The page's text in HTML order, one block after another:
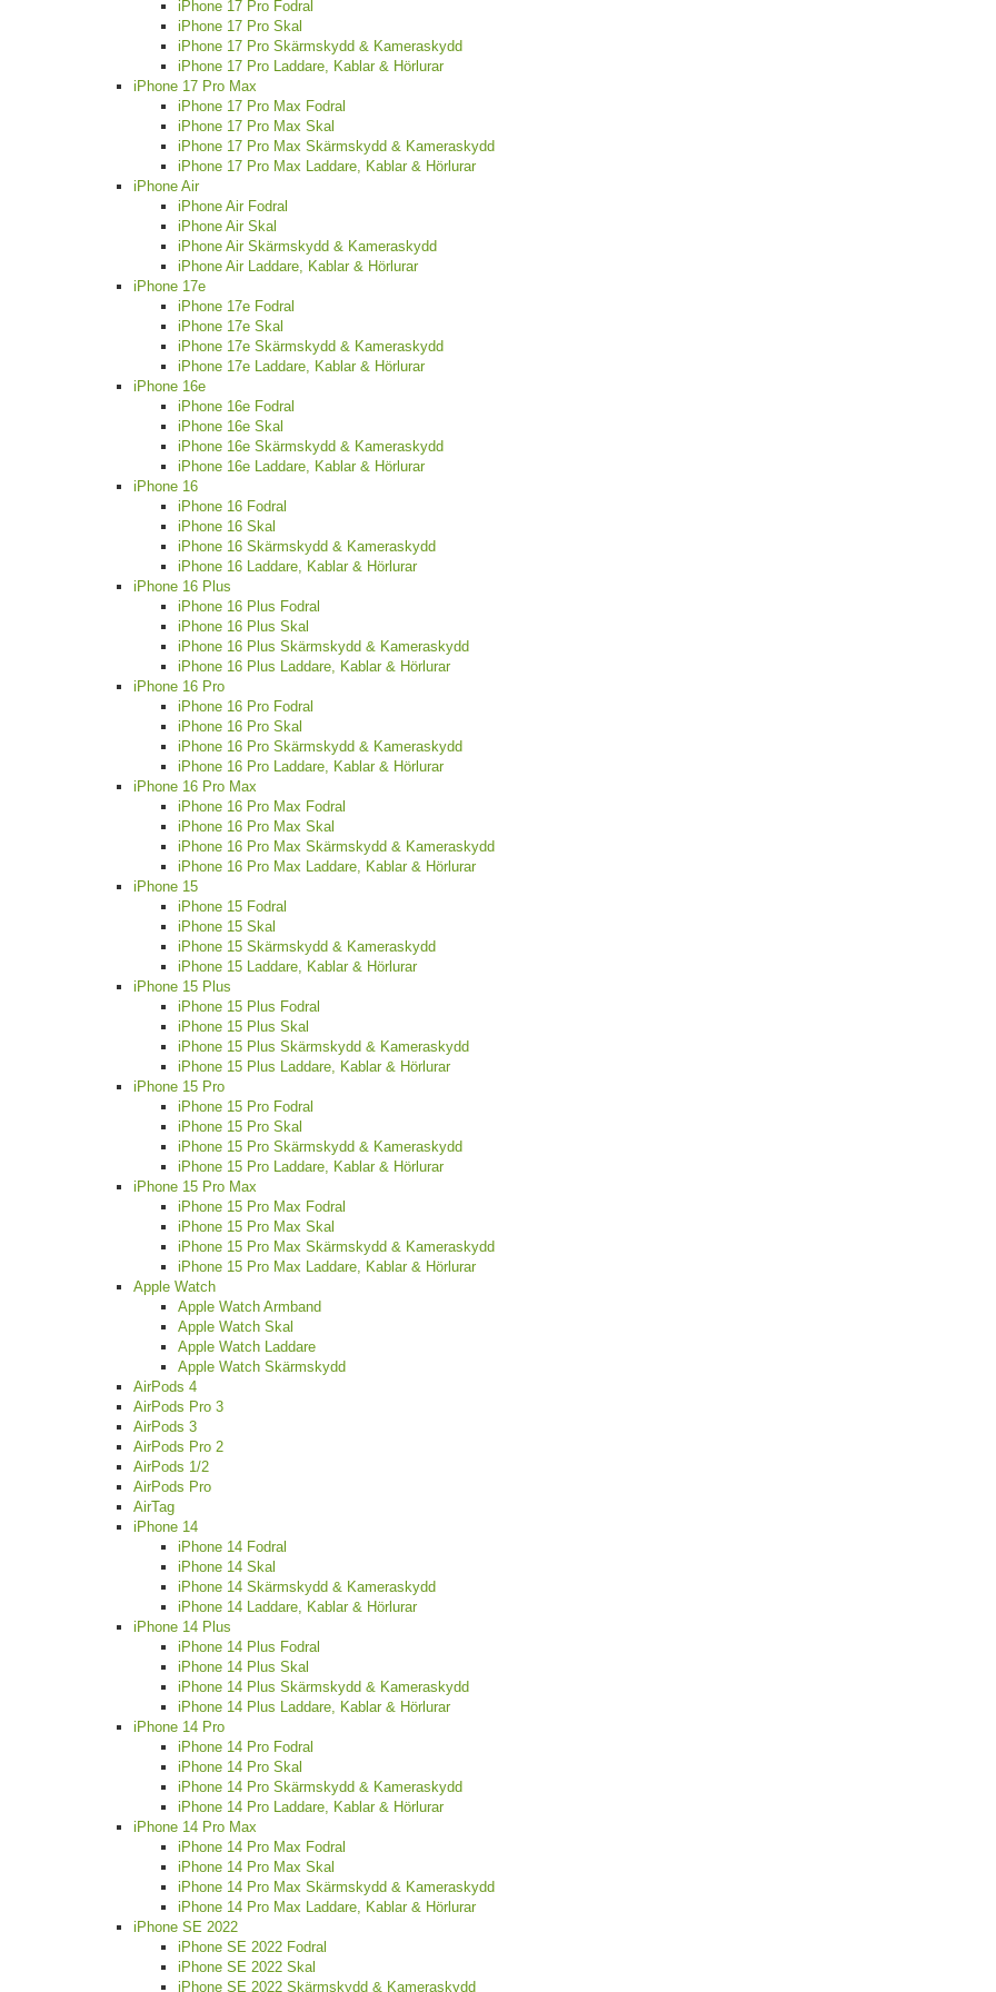
iPhone 17 Pro Fodral
iPhone 17 Pro Skal
iPhone 17 Pro Skärmskydd & Kameraskydd
iPhone 17 Pro Laddare, Kablar & Hörlurar
iPhone 17 Pro Max
iPhone 17 Pro Max Fodral
iPhone 17 Pro Max Skal
iPhone 17 Pro Max Skärmskydd & Kameraskydd
iPhone 17 Pro Max Laddare, Kablar & Hörlurar
iPhone Air
iPhone Air Fodral
iPhone Air Skal
iPhone Air Skärmskydd & Kameraskydd
iPhone Air Laddare, Kablar & Hörlurar
iPhone 17e
iPhone 17e Fodral
iPhone 17e Skal
iPhone 17e Skärmskydd & Kameraskydd
iPhone 17e Laddare, Kablar & Hörlurar
iPhone 16e
iPhone 16e Fodral
iPhone 16e Skal
iPhone 16e Skärmskydd & Kameraskydd
iPhone 16e Laddare, Kablar & Hörlurar
iPhone 16
iPhone 16 Fodral
iPhone 16 Skal
iPhone 16 Skärmskydd & Kameraskydd
iPhone 16 Laddare, Kablar & Hörlurar
iPhone 16 Plus
iPhone 16 Plus Fodral
iPhone 16 Plus Skal
iPhone 16 Plus Skärmskydd & Kameraskydd
iPhone 16 Plus Laddare, Kablar & Hörlurar
iPhone 16 Pro
iPhone 16 Pro Fodral
iPhone 16 Pro Skal
iPhone 16 Pro Skärmskydd & Kameraskydd
iPhone 16 Pro Laddare, Kablar & Hörlurar
iPhone 16 Pro Max
iPhone 16 Pro Max Fodral
iPhone 16 Pro Max Skal
iPhone 16 Pro Max Skärmskydd & Kameraskydd
iPhone 16 Pro Max Laddare, Kablar & Hörlurar
iPhone 15
iPhone 15 Fodral
iPhone 15 Skal
iPhone 15 Skärmskydd & Kameraskydd
iPhone 15 Laddare, Kablar & Hörlurar
iPhone 15 Plus
iPhone 15 Plus Fodral
iPhone 15 Plus Skal
iPhone 15 Plus Skärmskydd & Kameraskydd
iPhone 15 Plus Laddare, Kablar & Hörlurar
iPhone 15 Pro
iPhone 15 Pro Fodral
iPhone 15 Pro Skal
iPhone 15 Pro Skärmskydd & Kameraskydd
iPhone 15 Pro Laddare, Kablar & Hörlurar
iPhone 15 Pro Max
iPhone 15 Pro Max Fodral
iPhone 15 Pro Max Skal
iPhone 15 Pro Max Skärmskydd & Kameraskydd
iPhone 15 Pro Max Laddare, Kablar & Hörlurar
Apple Watch
Apple Watch Armband
Apple Watch Skal
Apple Watch Laddare
Apple Watch Skärmskydd
AirPods 4
AirPods Pro 3
AirPods 3
AirPods Pro 2
AirPods 1/2
AirPods Pro
AirTag
iPhone 14
iPhone 14 Fodral
iPhone 14 Skal
iPhone 14 Skärmskydd & Kameraskydd
iPhone 14 Laddare, Kablar & Hörlurar
iPhone 14 Plus
iPhone 14 Plus Fodral
iPhone 14 Plus Skal
iPhone 14 Plus Skärmskydd & Kameraskydd
iPhone 14 Plus Laddare, Kablar & Hörlurar
iPhone 14 Pro
iPhone 14 Pro Fodral
iPhone 14 Pro Skal
iPhone 14 Pro Skärmskydd & Kameraskydd
iPhone 14 Pro Laddare, Kablar & Hörlurar
iPhone 14 Pro Max
iPhone 14 Pro Max Fodral
iPhone 14 Pro Max Skal
iPhone 14 Pro Max Skärmskydd & Kameraskydd
iPhone 14 Pro Max Laddare, Kablar & Hörlurar
iPhone SE 2022
iPhone SE 2022 Fodral
iPhone SE 2022 Skal
iPhone SE 2022 Skärmskydd & Kameraskydd